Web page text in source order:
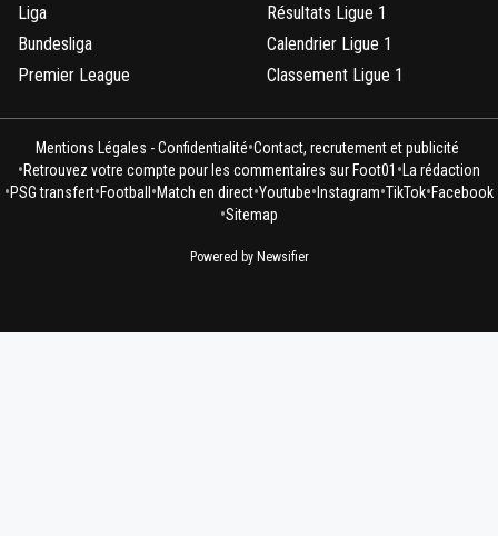
Liga
Bundesliga
Premier League
Résultats Ligue 1
Calendrier Ligue 1
Classement Ligue 1
Mentions Légales - Confidentialité•Contact, recrutement et publicité
•Retrouvez votre compte pour les commentaires sur Foot01 •La rédaction
•PSG transfert•Football •Match en direct•Youtube• Instagram•TikTok•Facebook
•Sitemap
Powered by Newsifier